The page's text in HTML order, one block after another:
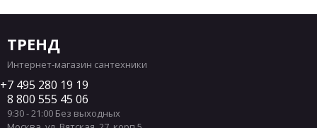
ТРЕНД
Интернет-магазин сантехники
7 495 280 19 19
8 800 555 45 06
9:30 - 21:00 Без выходных